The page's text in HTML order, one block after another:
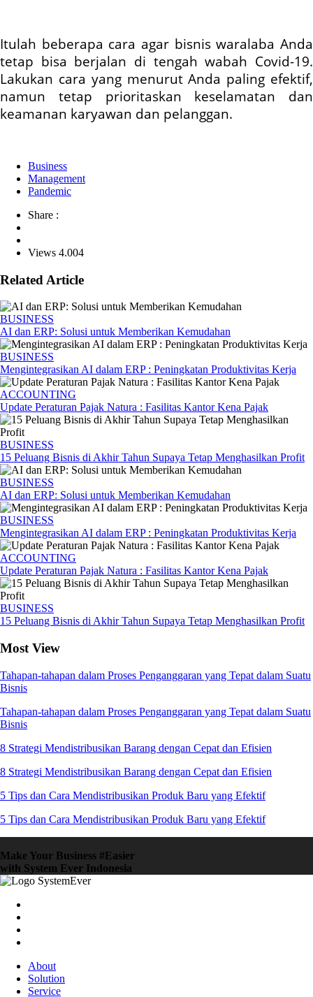
Itulah beberapa cara agar bisnis waralaba Anda
tetap bisa berjalan di tengah wabah Covid-19.
Lakukan cara yang menurut Anda paling efektif,
namun tetap prioritaskan keselamatan dan
keamanan karyawan dan pelanggan.
Business
Management
Pandemic
Share :
Views 4.004
Related Article
BUSINESS
AI dan ERP: Solusi untuk Memberikan Kemudahan
BUSINESS
Mengintegrasikan AI dalam ERP : Peningkatan Produktivitas Kerja
ACCOUNTING
Update Peraturan Pajak Natura : Fasilitas Kantor Kena Pajak
BUSINESS
15 Peluang Bisnis di Akhir Tahun Supaya Tetap Menghasilkan Profit
BUSINESS
AI dan ERP: Solusi untuk Memberikan Kemudahan
BUSINESS
Mengintegrasikan AI dalam ERP : Peningkatan Produktivitas Kerja
ACCOUNTING
Update Peraturan Pajak Natura : Fasilitas Kantor Kena Pajak
BUSINESS
15 Peluang Bisnis di Akhir Tahun Supaya Tetap Menghasilkan Profit
Most View
Tahapan-tahapan dalam Proses Penganggaran yang Tepat dalam Suatu
Bisnis
Tahapan-tahapan dalam Proses Penganggaran yang Tepat dalam Suatu
Bisnis
8 Strategi Mendistribusikan Barang dengan Cepat dan Efisien
8 Strategi Mendistribusikan Barang dengan Cepat dan Efisien
5 Tips dan Cara Mendistribusikan Produk Baru yang Efektif
5 Tips dan Cara Mendistribusikan Produk Baru yang Efektif
Make Your Business #Easier
with System Ever Indonesia
About
Solution
Service